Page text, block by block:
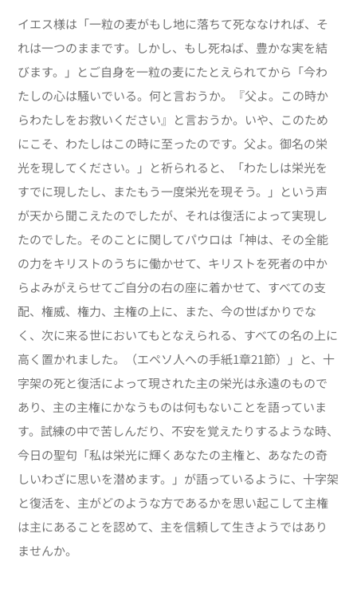
イエス様は「一粒の麦がもし地に落ちて死ななければ、そ
れは一つのままです。しかし、もし死ねば、豊かな実を結
びます。」とご自身を一粒の麦にたとえられてから「今わ
たしの心は騒いでいる。何と言おうか。『父よ。この時か
らわたしをお救いください』と言おうか。いや、このため
にこそ、わたしはこの時に至ったのです。父よ。御名の栄
光を現してください。」と祈られると、「わたしは栄光を
すでに現したし、またもう一度栄光を現そう。」という声
が天から聞こえたのでしたが、それは復活によって実現し
たのでした。そのことに関してパウロは「神は、その全能
の力をキリストのうちに働かせて、キリストを死者の中か
らよみがえらせてご自分の右の座に着かせて、すべての支
配、権威、権力、主権の上に、また、今の世ばかりでな
く、次に来る世においてもとなえられる、すべての名の上に
高く置かれました。（エペソ人への手紙1章21節）」と、十
字架の死と復活によって現された主の栄光は永遠のもので
あり、主の主権にかなうものは何もないことを語っていま
す。試練の中で苦しんだり、不安を覚えたりするような時、
今日の聖句「私は栄光に輝くあなたの主権と、あなたの奇
しいわざに思いを潜めます。」が語っているように、十字架
と復活を、主がどのような方であるかを思い起こして主権
は主にあることを認めて、主を信頼して生きようではあり
ませんか。